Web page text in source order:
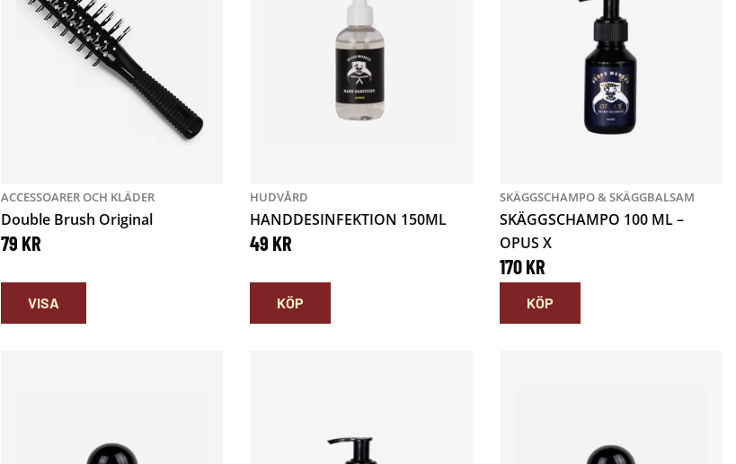
ACCESSOARER OCH KLÄDER
Double Brush Original
79 KR
HUDVÅRD
HANDDESINFEKTION 150ML
49 KR
KÖP
SKÄGGSCHAMPO & SKÄGGBALSAM
SKÄGGSCHAMPO 100 ML –
OPUS X
170KR
KÖP